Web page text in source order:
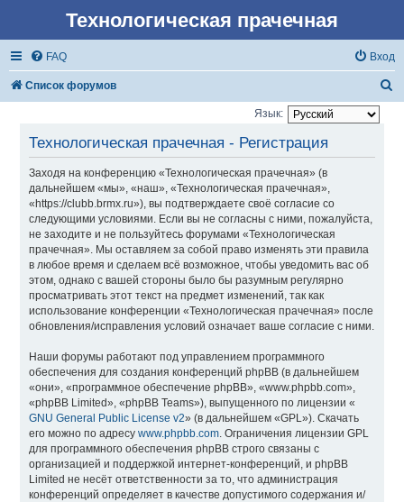
Технологическая прачечная
FAQ Вход
Список форумов
Язык:
Технологическая прачечная - Регистрация
Заходя на конференцию «Технологическая прачечная» (в
дальнейшем «мы», «наш», «Технологическая прачечная»,
«https://clubb.brmx.ru»), вы подтверждаете своё согласие со
следующими условиями. Если вы не согласны с ними, пожалуйста,
не заходите и не пользуйтесь форумами «Технологическая
прачечная». Мы оставляем за собой право изменять эти правила
в любое время и сделаем всё возможное, чтобы уведомить вас об
этом, однако с вашей стороны было бы разумным регулярно
просматривать этот текст на предмет изменений, так как
использование конференции «Технологическая прачечная» после
обновления/исправления условий означает ваше согласие с ними.
Наши форумы работают под управлением программного
обеспечения для создания конференций phpBB (в дальнейшем
«они», «программное обеспечение phpBB», «www.phpbb.com»,
«phpBB Limited», «phpBB Teams»), выпущенного по лицензии «
GNU General Public License v2» (в дальнейшем «GPL»). Скачать
его можно по адресу www.phpbb.com. Ограничения лицензии GPL
для программного обеспечения phpBB строго связаны с
организацией и поддержкой интернет-конференций, и phpBB
Limited не несёт ответственности за то, что администрация
конференций определяет в качестве допустимого содержания и/